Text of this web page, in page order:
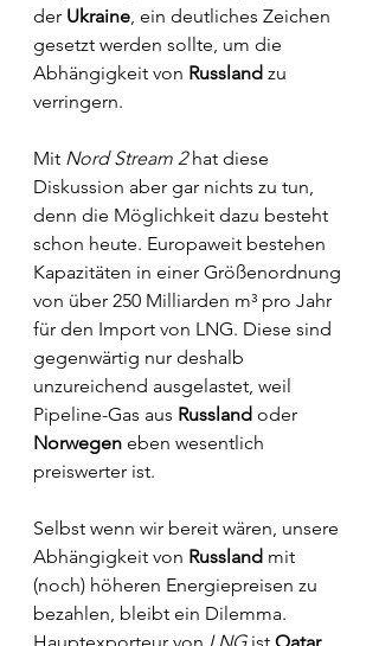
der Ukraine, ein deutliches Zeichen
gesetzt werden sollte, um die
Abhängigkeit von Russland zu
verringern.
Mit Nord Stream 2 hat diese
Diskussion aber gar nichts zu tun,
denn die Möglichkeit dazu besteht
schon heute. Europaweit bestehen
Kapazitäten in einer Größenordnung
von über 250 Milliarden m³ pro Jahr
für den Import von LNG. Diese sind
gegenwärtig nur deshalb
unzureichend ausgelastet, weil
Pipeline-Gas aus Russland oder
Norwegen eben wesentlich
preiswerter ist.
Selbst wenn wir bereit wären, unsere
Abhängigkeit von Russland mit
(noch) höheren Energiepreisen zu
bezahlen, bleibt ein Dilemma.